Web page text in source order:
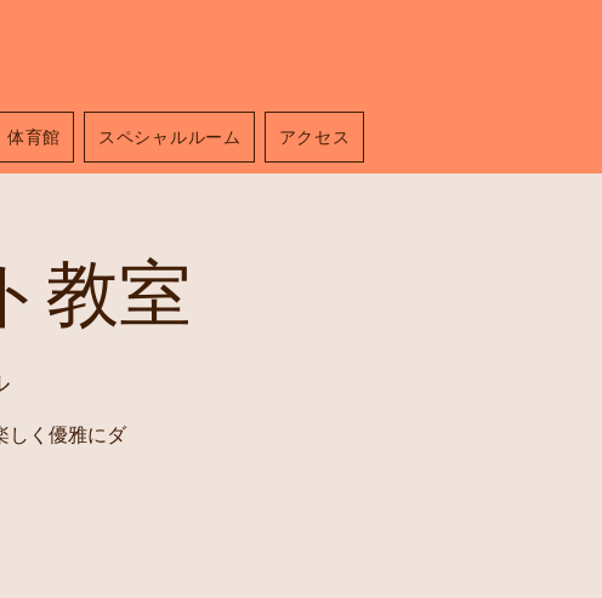
体育館 スペシャルルーム アクセス
教室
しく優雅にダ